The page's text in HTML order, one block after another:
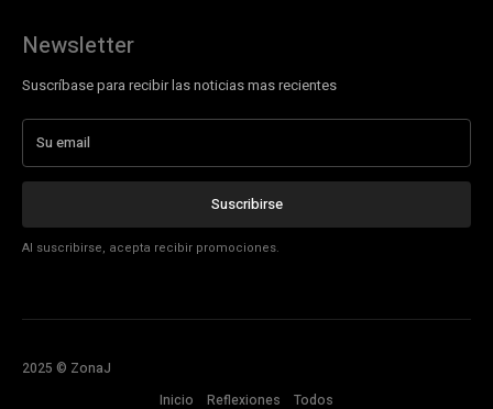
Newsletter
Suscríbase para recibir las noticias mas recientes
Suscribirse
Al suscribirse, acepta recibir promociones.
2025 © ZonaJ
Inicio
Reflexiones Todos